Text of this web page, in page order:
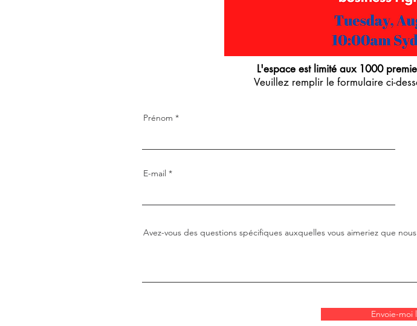
L'espace est limité aux 1000
Veuillez remplir le formulaire ci-
Prénom
E-mail
Avez-vous des questions spécifiques auxquelles vous aimeriez que
Envoie-moi